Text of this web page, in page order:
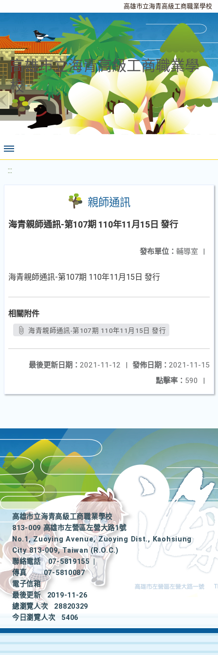
高雄市立海青高級工商職業學校
高雄市立海青高級工商職業學
校
:::
親師通訊
海青親師通訊-第107期 110年11月15日 發行
發布單位： 輔導室 |
海青親師通訊-第107期 110年11月15日 發行
相關附件
海青親師通訊-第107期 110年11月15日 發行
發佈日期： 2021-11-15
最後更新日期： 2021-11-12
|
點擊率： 590 |
高雄市立海青高級工商職業學校
813-009 高雄市左營區左營大路1號
No.1, Zuoying Avenue, Zuoying Dist., Kaohsiung
City 813-009, Taiwan (R.O.C.)
聯絡電話
07-5819155
|
傳真
07-5810087
電子信箱
最後更新
2019-11-26
總瀏覽人次
28820329
今日瀏覽人次
5406